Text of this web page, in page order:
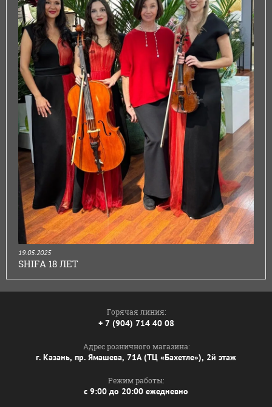
19.05.2025
SHIFA 18 ЛЕТ
Горячая линия:
+ 7 (904) 714 40 08
Адрес розничного магазина:
г. Казань, пр. Ямашева, 71А (ТЦ «Бахетле»), 2й этаж
Режим работы:
с 9:00 до 20:00 ежедневно